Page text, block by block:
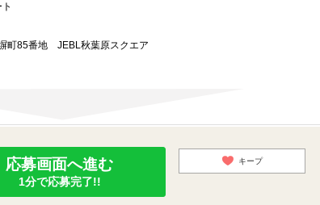
町85番地 JEBL秋葉原スクエア
応募画面へ進む
1分で応募完了!!
キープ